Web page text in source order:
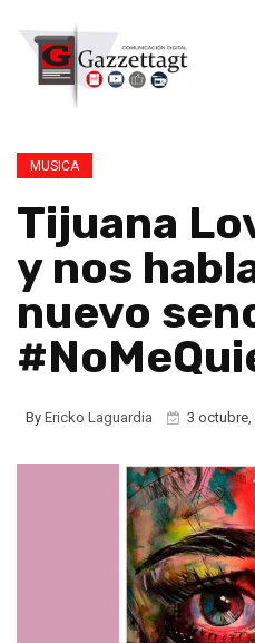
MUSICA
Tijuana
y nos
nuevo
By Ericko Laguardia 3 octubre,